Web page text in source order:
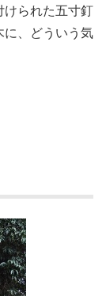
られた五寸釘
、どういう気